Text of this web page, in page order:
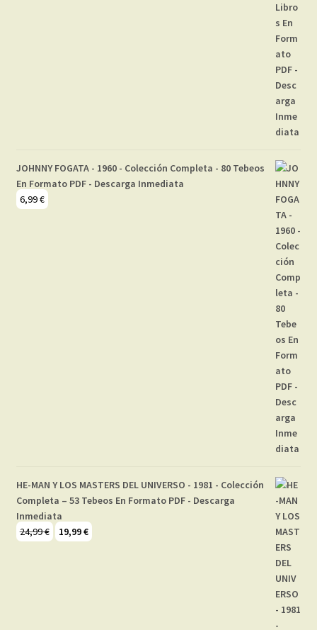
JOHNNY FOGATA - 1960 - Colección Completa - 80 Tebeos
En Formato PDF - Descarga Inmediata
6,99€
HE-MAN Y LOS MASTERS DEL UNIVERSO - 1981 - Colección
Completa – 53 Tebeos En Formato PDF - Descarga
Inmediata
24,99€
El19,99€